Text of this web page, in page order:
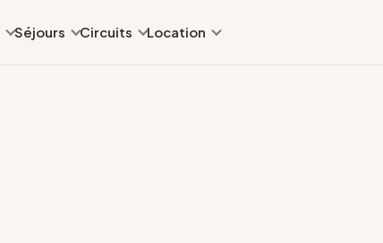
Séjours Circuits Location